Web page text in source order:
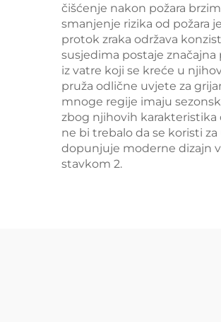
čišćenje nakon požara
smanjenje rizika od požara
protok zraka održava
susjedima postaje
iz vatre koji se kreće u
pruža odlične uvjete za
mnoge regije imaju
zbog njihovih karakteristika
ne bi trebalo da se koristi
dopunjuje moderne dizajn
stavkom 2.